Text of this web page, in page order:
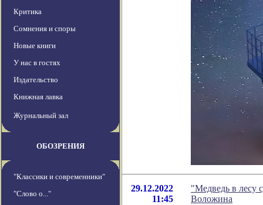
Критика
Сомнения и споры
Новые книги
У нас в гостях
Издательство
Книжная лавка
Журнальный зал
ОБОЗРЕНИЯ
"Классики и современники"
"Слово о..."
29.12.2022
11:45
"Медведь в лесу
Воложина